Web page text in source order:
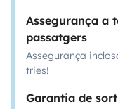
Assegurança a
passatgers
Assegurança
tries!
Garantia de